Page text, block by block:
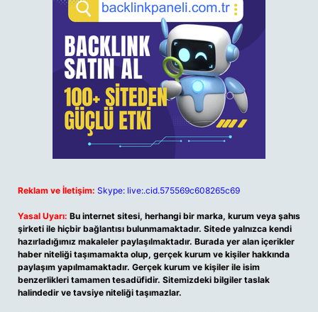
Reklam ve İletişim: Skype: live:.cid.575569c608265c69
Yasal Uyarı: Bu internet sitesi, herhangi bir marka, kurum veya şahıs
şirketi ile hiçbir bağlantısı bulunmamaktadır. Sitede yalnızca kendi
hazırladığımız makaleler paylaşılmaktadır. Burada yer alan içerikler
haber niteliği taşımamakta olup, gerçek kurum ve kişiler hakkında
paylaşım yapılmamaktadır. Gerçek kurum ve kişiler ile isim
benzerlikleri tamamen tesadüfidir. Sitemizdeki bilgiler taslak
halindedir ve tavsiye niteliği taşımazlar.